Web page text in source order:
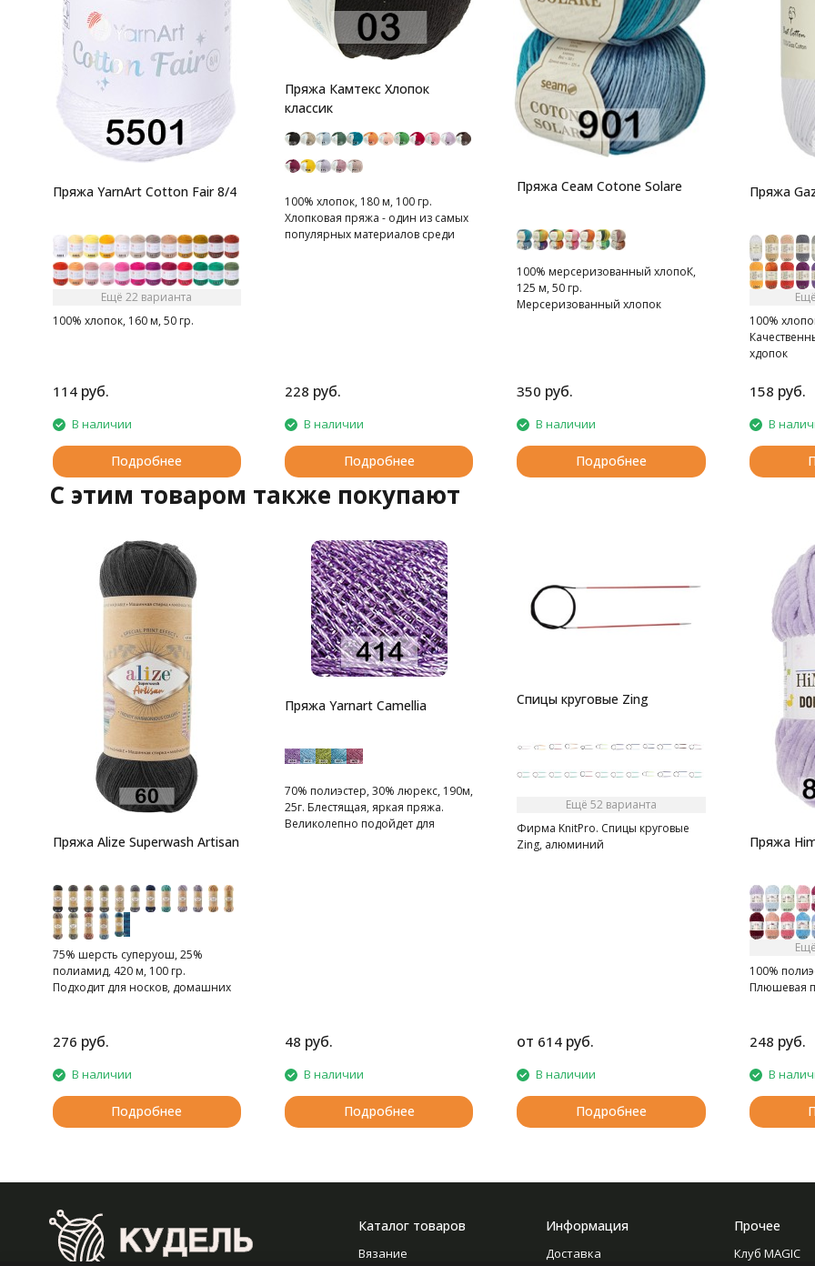
Пряжа YarnArt Cotton Fair 8/4
Ещё 22 варианта
100% хлопок, 160 м, 50 гр.
114 руб.
В наличии
Подробнее
Пряжа Камтекс Хлопок
классик
100% хлопок, 180 м, 100 гр.
Хлопковая пряжа - один из самых
популярных материалов среди
228 руб.
В наличии
Подробнее
Пряжа Сеам Cotone Solare
100% мерсеризованный хлопоК,
125 м, 50 гр.
Мерсеризованный хлопок
350 руб.
В наличии
Подробнее
Пряжа
100%
хдопок
158 руб.
В
C этим товаром также покупают
Пряжа Alize Superwash Artisan
75% шерсть суперуош, 25%
полиамид, 420 м, 100 гр.
Подходит для носков, домашних
276 руб.
В наличии
Подробнее
Пряжа Yarnart Camellia
70% полиэстер, 30% люрекс, 190м,
25г. Блестящая, яркая пряжа.
Великолепно подойдет для
48 руб.
В наличии
Подробнее
Спицы круговые Zing
Ещё 52 варианта
Фирма KnitPro. Спицы круговые
Zing, алюминий
от 614 руб.
В наличии
Подробнее
Пряжа
100%
Плюшевая
248 руб.
В
Каталог товаров
Вязание
Информация
Доставка
Прочее
Клуб MAGIC